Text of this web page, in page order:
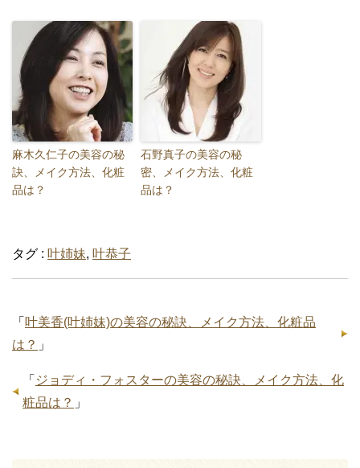
麻木久仁子の美容の秘
訣、メイク方法、化粧
品は？
石野真子の美容の秘
密、メイク方法、化粧
品は？
タグ : 叶姉妹, 叶恭子
「 叶美香(叶姉妹)の美容の秘訣、メイク方法、化粧品
は？ 」
「 ジョディ・フォスターの美容の秘訣、メイク方法、化
粧品は？ 」